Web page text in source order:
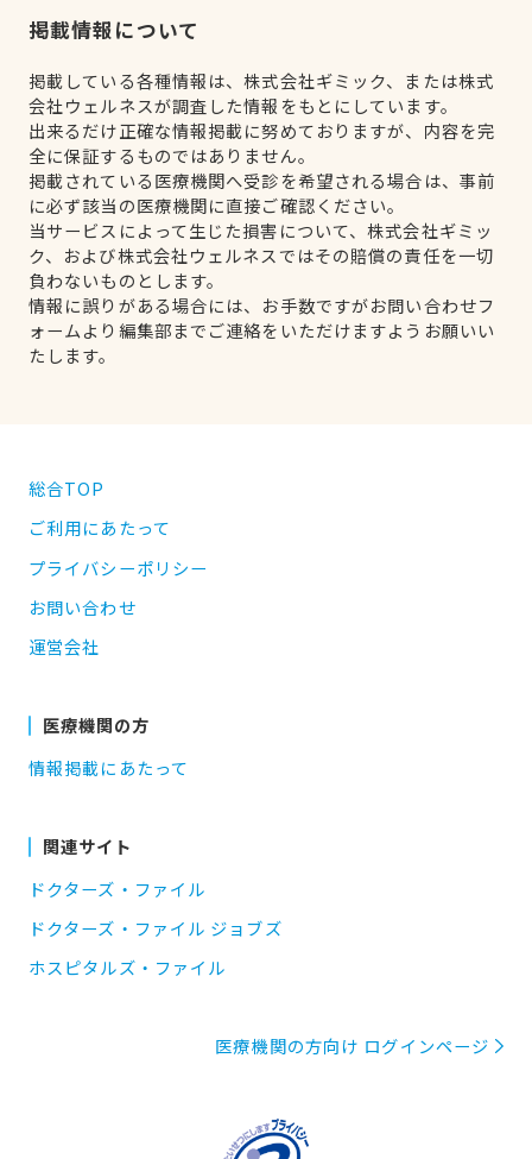
掲載情報について
掲載している各種情報は、株式会社ギミック、または株式
会社ウェルネスが調査した情報をもとにしています。
出来るだけ正確な情報掲載に努めておりますが、内容を完
全に保証するものではありません。
掲載されている医療機関へ受診を希望される場合は、事前
に必ず該当の医療機関に直接ご確認ください。
当サービスによって生じた損害について、株式会社ギミッ
ク、および株式会社ウェルネスではその賠償の責任を一切
負わないものとします。
情報に誤りがある場合には、お手数ですがお問い合わせフ
ォームより編集部までご連絡をいただけますようお願いい
たします。
総合TOP
ご利用にあたって
プライバシーポリシー
お問い合わせ
運営会社
医療機関の方
情報掲載にあたって
関連サイト
ドクターズ・ファイル
ドクターズ・ファイル ジョブズ
ホスピタルズ・ファイル
医療機関の方向け ログインページ